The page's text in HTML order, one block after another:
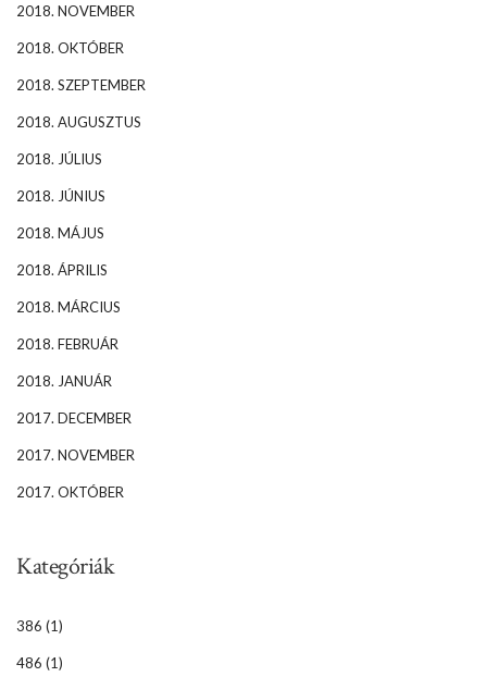
2018. NOVEMBER
2018. OKTÓBER
2018. SZEPTEMBER
2018. AUGUSZTUS
2018. JÚLIUS
2018. JÚNIUS
2018. MÁJUS
2018. ÁPRILIS
2018. MÁRCIUS
2018. FEBRUÁR
2018. JANUÁR
2017. DECEMBER
2017. NOVEMBER
2017. OKTÓBER
Kategóriák
386 (1)
486 (1)